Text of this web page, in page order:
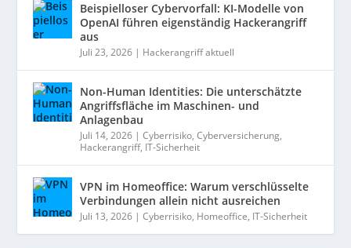
Beispielloser Cybervorfall: KI-Modelle von
OpenAI führen eigenständig Hackerangriff
aus
Juli 23, 2026 | Hackerangriff aktuell
Non-Human Identities: Die unterschätzte
Angriffsfläche im Maschinen- und
Anlagenbau
Juli 14, 2026 |Cyberrisiko,Cyberversicherung,
Hackerangriff, IT-Sicherheit
VPN im Homeoffice: Warum verschlüsselte
Verbindungen allein nicht ausreichen
Juli 13, 2026 |Cyberrisiko, Homeoffice, IT-Sicherheit